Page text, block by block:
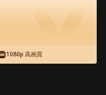
27
1080p 高画質